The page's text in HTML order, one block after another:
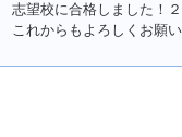
志望校に合格しました！
これからもよろしくお願い